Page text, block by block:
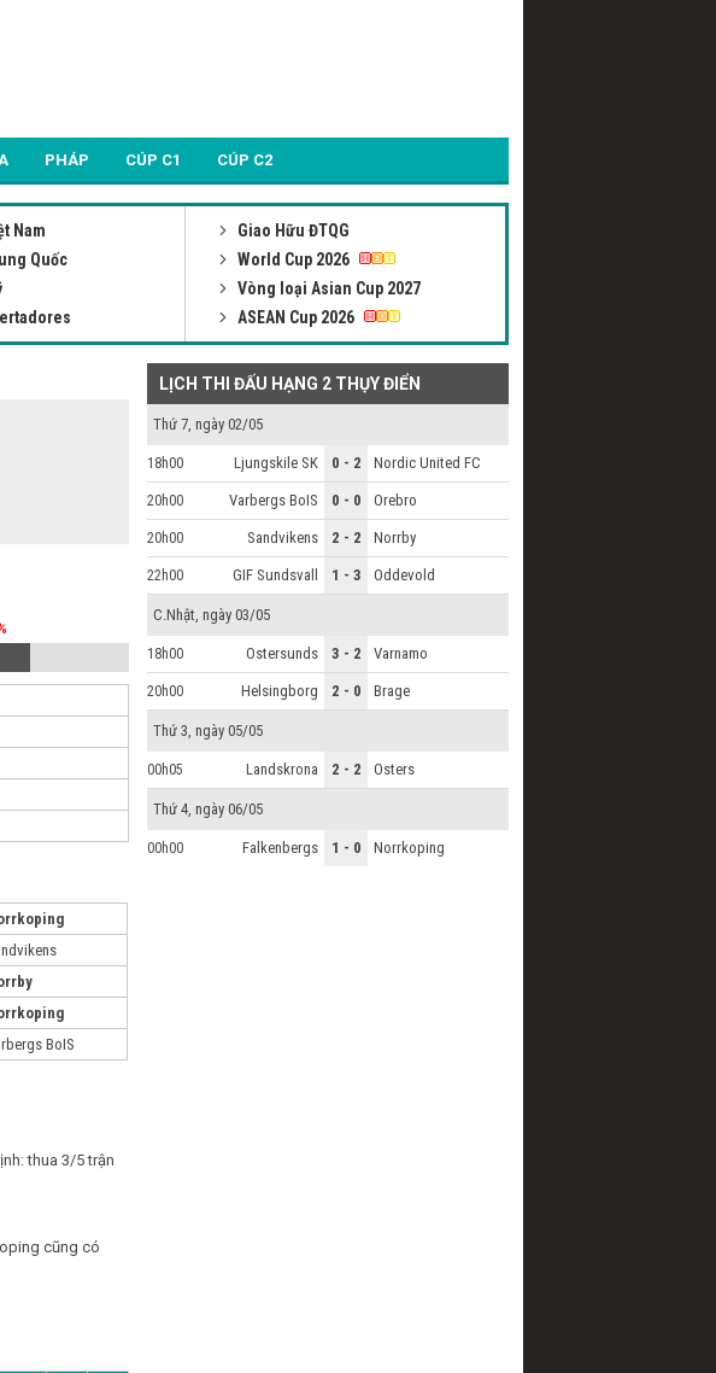
PHÁP CÚP C1 CÚP C2
Nam
Quốc
Giao Hữu ĐTQG
World Cup 2026
Vòng loại Asian Cup 2027
ASEAN Cup 2026
BoIS
thua 3/5 trận
cũng có
LỊCH THI ĐẤU HẠNG 2 THỤY ĐIỂN
Thứ 7, ngày 02/05
18h00 Ljungskile SK 0 - 2 Nordic United FC
20h00 Varbergs BoIS 0 - 0 Orebro
20h00 Sandvikens 2 - 2 Norrby
22h00 GIF Sundsvall 1 - 3 Oddevold
C.Nhật, ngày 03/05
18h00 Ostersunds 3 - 2 Varnamo
20h00 Helsingborg 2 - 0 Brage
Thứ 3, ngày 05/05
00h05 Landskrona 2 - 2 Osters
Thứ 4, ngày 06/05
00h00 Falkenbergs 1 - 0 Norrkoping